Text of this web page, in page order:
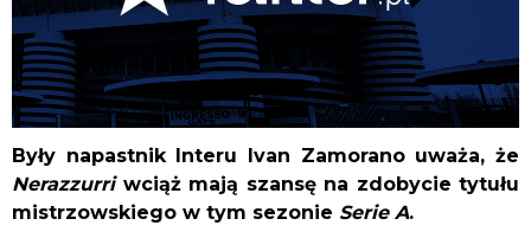
Były napastnik Interu Ivan Zamorano uważa, że
Nerazzurriwciąż mają szansę na zdobycie tytułu
mistrzowskiego w tym sezonie Serie A.